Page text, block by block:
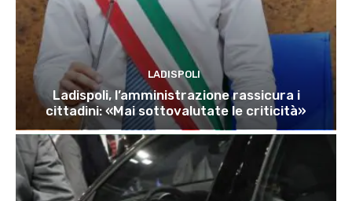
LADISPOLI
Ladispoli, l’amministrazione rassicura i
cittadini: «Mai sottovalutate le criticità»